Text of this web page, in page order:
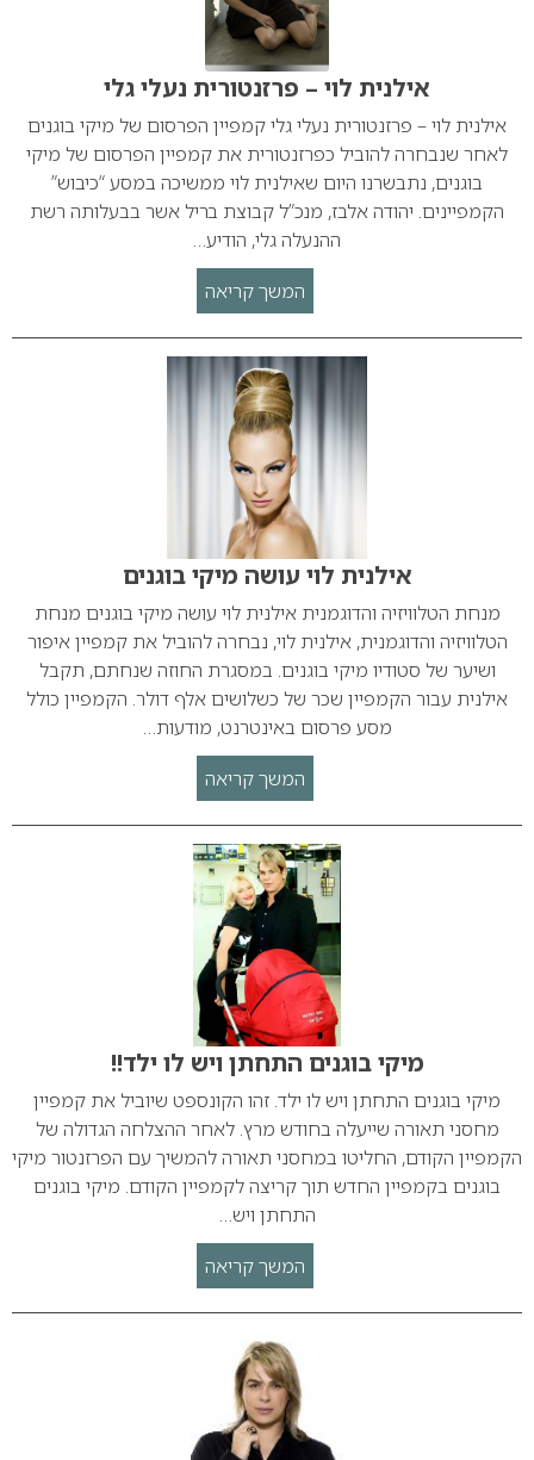
אילנית לוי – פרזנטורית נעלי גלי
אילנית לוי – פרזנטורית נעלי גלי קמפיין הפרסום של מיקי בוגנים
לאחר שנבחרה להוביל כפרזנטורית את קמפיין הפרסום של מיקי
בוגנים, נתבשרנו היום שאילנית לוי ממשיכה במסע “כיבוש”
הקמפיינים. יהודה אלבז, מנכ”ל קבוצת בריל אשר בבעלותה רשת
ההנעלה גלי, הודיע…
המשך קריאה
אילנית לוי עושה מיקי בוגנים
מנחת הטלוויזיה והדוגמנית אילנית לוי עושה מיקי בוגנים מנחת
הטלוויזיה והדוגמנית, אילנית לוי, נבחרה להוביל את קמפיין איפור
ושיער של סטודיו מיקי בוגנים. במסגרת החוזה שנחתם, תקבל
אילנית עבור הקמפיין שכר של כשלושים אלף דולר. הקמפיין כולל
מסע פרסום באינטרנט, מודעות…
המשך קריאה
מיקי בוגנים התחתן ויש לו ילד!!
מיקי בוגנים התחתן ויש לו ילד. זהו הקונספט שיוביל את קמפיין
מחסני תאורה שייעלה בחודש מרץ. לאחר ההצלחה הגדולה של
הקמפיין הקודם, החליטו במחסני תאורה להמשיך עם הפרזנטור מיקי
בוגנים בקמפיין החדש תוך קריצה לקמפיין הקודם. מיקי בוגנים
התחתן ויש…
המשך קריאה